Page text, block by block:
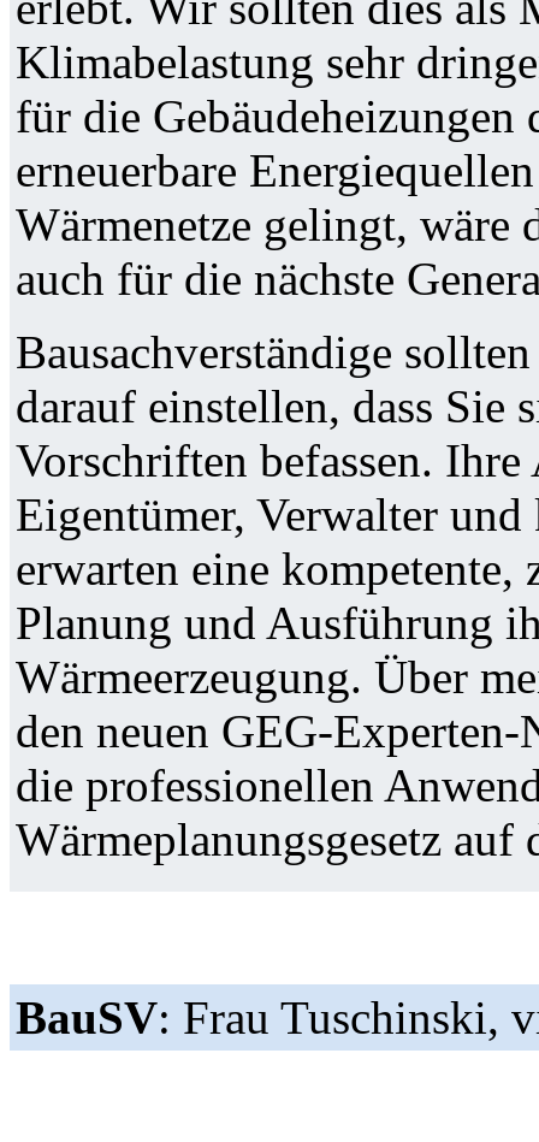
Klimabelastung sehr
für die
erneuerbare
Wärmenetze gelingt, wäre
auch für die nächste
Bausachverständige
darauf einstellen, dass Sie
Vorschriften befassen.
Eigentümer, Verwalter
erwarten eine
Planung und Ausführung
Wärmeerzeugung. Über
den neuen GEG-
die professionellen
Wärmeplanungsgesetz auf
BauSV: Frau Tuschinski,